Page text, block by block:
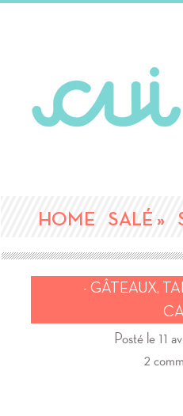
HOME SALÉ »
- GÂTEAUX,
Posté le 11
2